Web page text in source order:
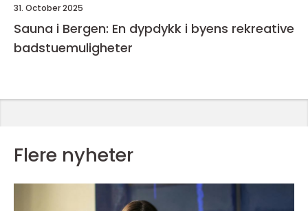
31. October 2025
Sauna i Bergen: En dypdykk i byens rekreative
badstuemuligheter
Flere nyheter